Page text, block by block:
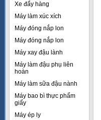
Xe đẩy hàng
Máy làm xúc xích
Máy đóng nắp lon
Máy đóng nắp lon
Máy xay đậu lành
Máy làm đậu phụ liên
hoàn
Máy làm sữa đậu nành
Máy bao bì thực phẩm
giấy
Máy ép ly